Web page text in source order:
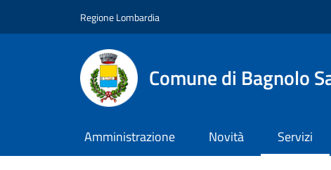
Regione Lombardia
Comune di Bagnolo
Amministrazione Novità Servizi